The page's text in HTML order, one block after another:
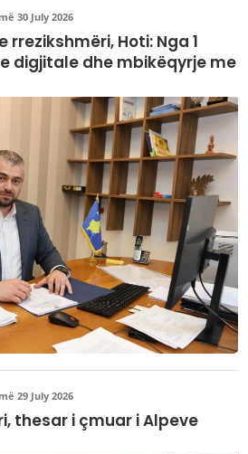
30 July 2026
Hoti: Nga 1
digjitale dhe mbikëqyrje me
29 July 2026
thesar i çmuar i Alpeve